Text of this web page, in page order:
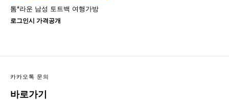
톰*라운 남성 토트백 여행가방
로그인시 가격공개
카카오톡 문의
바로가기